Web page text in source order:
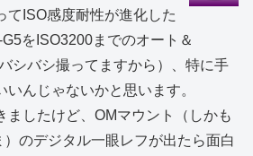
てISO感度耐性が進化した
をISO3200までのオート＆
シバシ撮ってますから）、特に手
んじゃないかと思います。
ましたけど、OMマウント（しかも
のデジタル一眼レフが出たら面白